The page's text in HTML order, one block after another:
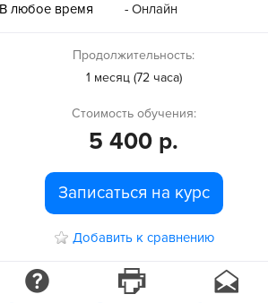
В любое время - Онлайн
Продолжительность:
1 месяц (72 часа)
Стоимость обучения:
5 400 р.
Записаться на курс
Добавить к сравнению